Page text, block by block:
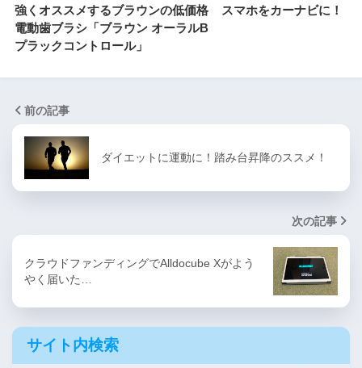
強くオススメするブラウンの低価格
電動歯ブラシ「ブラウン オーラルB
プラックコントロール」
スマホをカーナビに！
前の記事
ダイエットに運動に！踏み台昇降のススメ！
次の記事
クラウドファンディングでAlldocube Xがよう
やく届いた…
サイト内検索